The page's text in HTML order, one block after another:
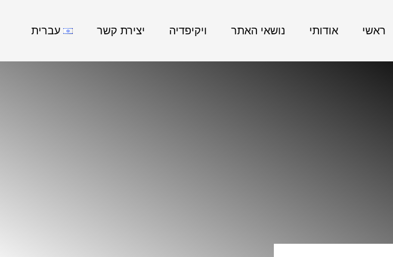
ראשי אודותי נושאי האתר ויקיפדיה יצירת קשר עברית